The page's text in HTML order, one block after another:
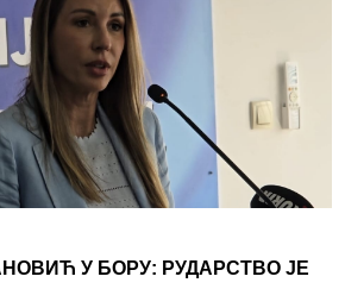
У БОРУ: РУДАРСТВО ЈЕ